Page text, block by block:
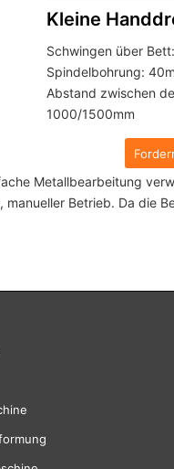
Kleine
Schwingen über
Spindelbohrung:
Abstand zwischen
1000/1500mm
Metallbearbeitung
Betrieb. Da die